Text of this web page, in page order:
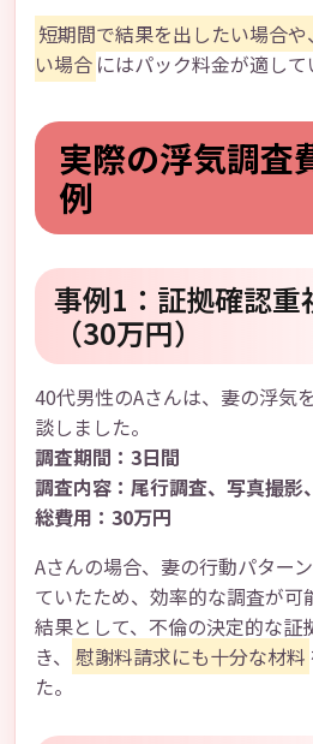
短期間で結果を出したい場合
い場合 にはパック料金が適して
実際の浮気調査
例
事例1：証拠確認重
（30万円）
40代男性のAさんは、妻の浮気
談しました。
調査期間：3日間
調査内容：尾行調査、写真撮影
総費用：30万円
Aさんの場合、妻の行動パター
ていたため、効率的な調査が可
結果として、不倫の決定的な証
き、 慰謝料請求にも十分な材料
た。